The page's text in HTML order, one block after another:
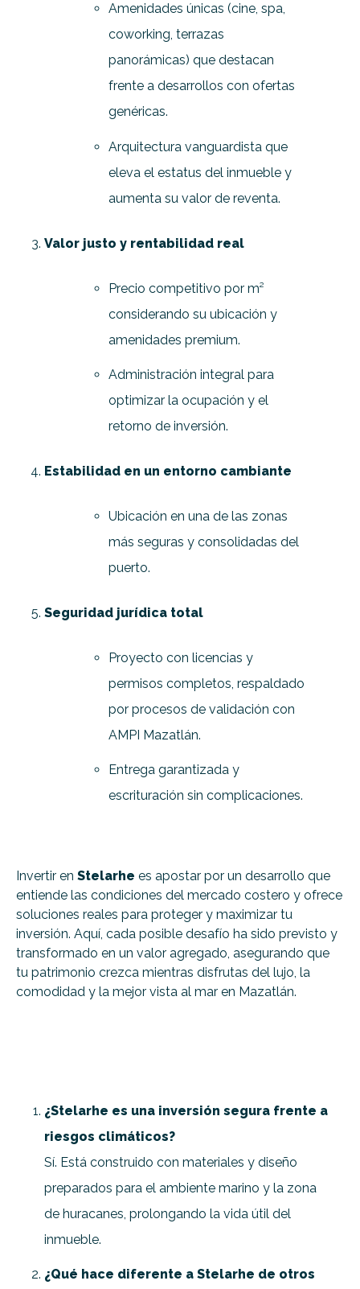
Amenidades únicas (cine, spa,
coworking, terrazas
panorámicas) que destacan
frente a desarrollos con ofertas
genéricas.
Arquitectura vanguardista que
eleva el estatus del inmueble y
aumenta su valor de reventa.
Valor justo y rentabilidad real
Precio competitivo por m²
considerando su ubicación y
amenidades premium.
Administración integral para
optimizar la ocupación y el
retorno de inversión.
Estabilidad en un entorno cambiante
Ubicación en una de las zonas
más seguras y consolidadas del
puerto.
Seguridad jurídica total
Proyecto con licencias y
permisos completos, respaldado
por procesos de validación con
AMPI Mazatlán.
Entrega garantizada y
escrituración sin complicaciones.
Invertir en Stelarhe es apostar por un desarrollo que
entiende las condiciones del mercado costero y ofrece
soluciones reales para proteger y maximizar tu
inversión. Aquí, cada posible desafío ha sido previsto y
transformado en un valor agregado, asegurando que
tu patrimonio crezca mientras disfrutas del lujo, la
comodidad y la mejor vista al mar en Mazatlán.
¿Stelarhe es una inversión segura frente a
riesgos climáticos?
Sí. Está construido con materiales y diseño
preparados para el ambiente marino y la zona
de huracanes, prolongando la vida útil del
inmueble.
¿Qué hace diferente a Stelarhe de otros